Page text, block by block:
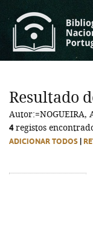
Resultado
Autor:=NOGUEIRA,
4registos
ADICIONAR TODOS